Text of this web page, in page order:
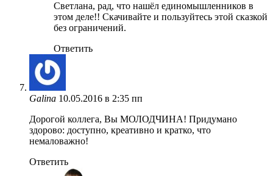
Светлана, рад, что нашёл единомышленников в
этом деле!! Скачивайте и пользуйтесь этой сказкой
без ограничений.
Ответить
Galina 10.05.2016 в 2:35 пп
Дорогой коллега, Вы МОЛОДЧИНА! Придумано
здорово: доступно, креативно и кратко, что
немаловажно!
Ответить